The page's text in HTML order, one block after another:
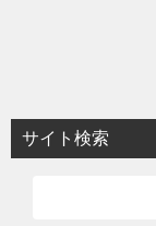
サイト検索